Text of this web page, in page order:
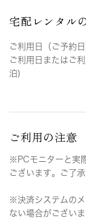
宅配レンタル
ご利用日（ご予約
ご利用日またはご
泊)
ご利用の注意
※PCモニターと実
ございます。ご了承
※決済システムの
ない場合がございま